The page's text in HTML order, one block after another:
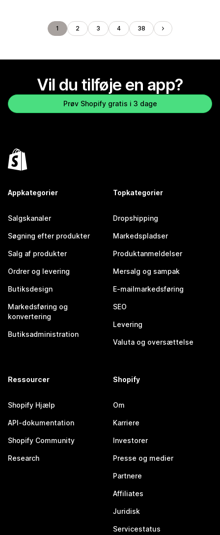
1 2 3 4 38
Vil du tilføje en app?
Prøv Shopify gratis i 3 dage
Appkategorier
Salgskanaler
Søgning efter produkter
Salg af produkter
Ordrer og levering
Butiksdesign
Markedsføring og
konvertering
Butiksadministration
Topkategorier
Dropshipping
Markedspladser
Produktanmeldelser
Mersalg og sampak
E-mailmarkedsføring
SEO
Levering
Valuta og oversættelse
Ressourcer
Shopify Hjælp
API-dokumentation
Shopify Community
Research
Shopify
Om
Karriere
Investorer
Presse og medier
Partnere
Affiliates
Juridisk
Servicestatus